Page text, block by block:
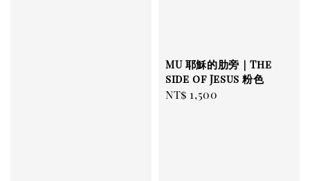
MU 耶穌的肋旁｜The
side of Jesus 粉色
Regular
NT$ 1,500